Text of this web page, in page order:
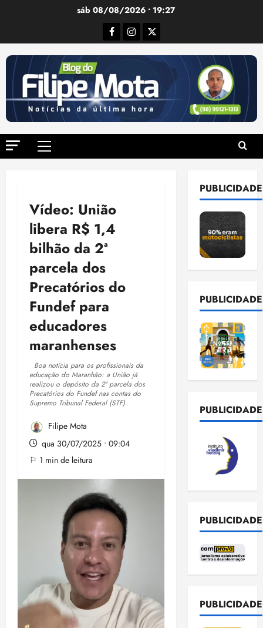
sáb 08/08/2026 • 19:27
Facebook
Instagram
Twitter
Menu
Vídeo: União
libera R$ 1,4
bilhão da 2ª
parcela dos
Precatórios do
Fundef para
educadores
maranhenses
Boa notícia para os profissionais da
educação do Maranhão: a União já
realizou o depósito da 2ª parcela dos
Precatórios do Fundef nas contas do
Supremo Tribunal Federal (STF).
Filipe Mota
qua 30/07/2025 • 09:04
⚐ 1 min de leitura
PUBLICIDADE
PUBLICIDADE
PUBLICIDADE
PUBLICIDADE
PUBLICIDADE